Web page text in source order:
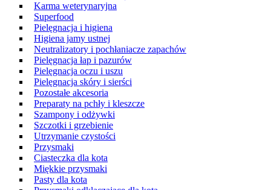
Karma weterynaryjna
Superfood
Pielęgnacja i higiena
Higiena jamy ustnej
Neutralizatory i pochłaniacze zapachów
Pielęgnacja łap i pazurów
Pielęgnacja oczu i uszu
Pielęgnacja skóry i sierści
Pozostałe akcesoria
Preparaty na pchły i kleszcze
Szampony i odżywki
Szczotki i grzebienie
Utrzymanie czystości
Przysmaki
Ciasteczka dla kota
Miękkie przysmaki
Pasty dla kota